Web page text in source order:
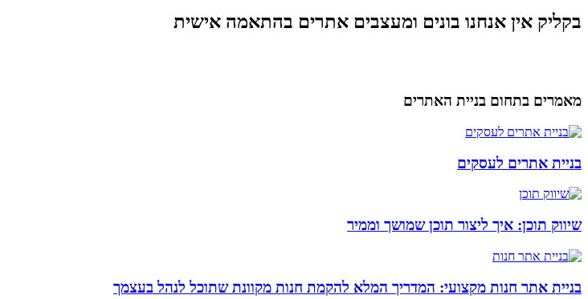
בקליק אין אנחנו בונים ומעצבים אתרים בהתאמה אישית
מאמרים בתחום בניית האתרים
בניית אתרים לעסקים
שיווק תוכן: איך ליצור תוכן שמושך וממיר
בניית אתר חנות מקצועי: המדריך המלא להקמת חנות מקוונת שתוכל לנהל בעצמך